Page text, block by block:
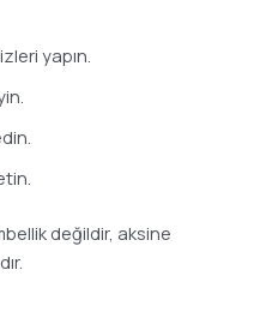
yapın.
değildir, aksine